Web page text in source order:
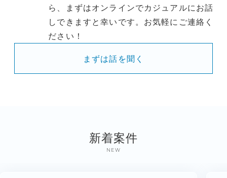
ら、まずはオンラインでカジュアルにお話
しできますと幸いです。お気軽にご連絡く
ださい！
まずは話を聞く
新着案件
NEW